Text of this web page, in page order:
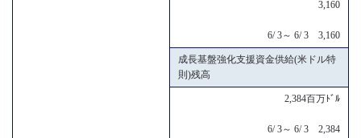
3,160
6/ 3～ 6/ 3 3,160
成長基盤強化支援資金供給(米ドル特
則)残高
2,384百万ﾄﾞﾙ
6/ 3～ 6/ 3 2,384